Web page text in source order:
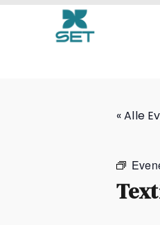
Textiel Cafe
« Alle